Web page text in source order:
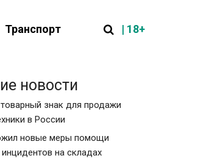
Транспорт | 18+
новости
знак для продажи
в России
новые меры помощи
на складах